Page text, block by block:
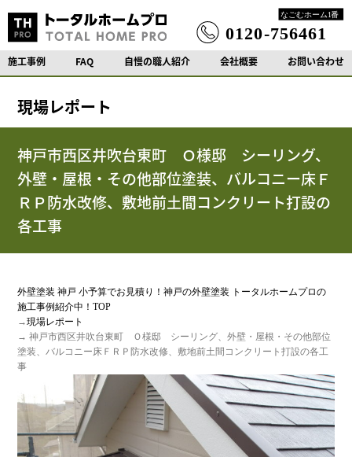
施工事例 FAQ 自慢の職人紹介 会社概要 お問い合わせ
現場レポート
神戸市西区井吹台東町 Ｏ様邸 シーリング、
外壁・屋根・その他部位塗装、バルコニー床Ｆ
ＲＰ防水改修、敷地前土間コンクリート打設の
各工事
外壁塗装 神戸 小予算でお見積り！神戸の外壁塗装 トータルホームプロの
施工事例紹介中！TOP
→現場レポート
→ 神戸市西区井吹台東町 Ｏ様邸 シーリング、外壁・屋根・その他部位
塗装、バルコニー床ＦＲＰ防水改修、敷地前土間コンクリート打設の各工
事